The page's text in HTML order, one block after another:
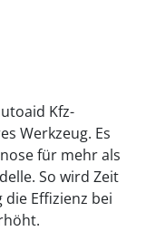
Kfz-
Werkzeug. Es
für mehr als
So wird Zeit
Effizienz bei